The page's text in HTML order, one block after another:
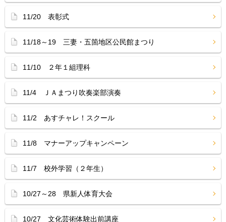
11/20 表彰式
11/18～19 三妻・五箇地区公民館まつり
11/10 ２年１組理科
11/4 ＪＡまつり吹奏楽部演奏
11/2 あすチャレ！スクール
11/8 マナーアップキャンペーン
11/7 校外学習（２年生）
10/27～28 県新人体育大会
10/27 文化芸術体験出前講座